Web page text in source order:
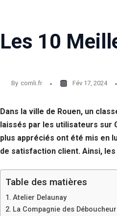
Les 10
By comli.fr Fév 17, 2024
Dans la ville de Rouen, un
laissés par les utilisateurs sur
plus appréciés ont été mis en
de satisfaction client. Ainsi,
Table des matières
Atelier Delaunay
La Compagnie des